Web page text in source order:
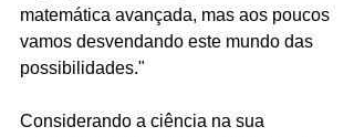
matemática avançada, mas aos poucos
vamos desvendando este mundo das
possibilidades."
Considerando a ciência na sua